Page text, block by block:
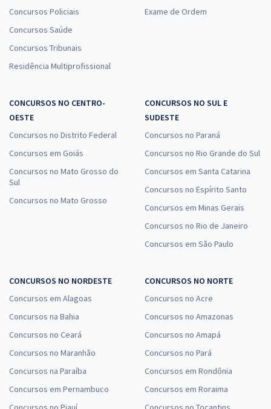
Concursos Policiais
Concursos Saúde
Concursos Tribunais
Residência Multiprofissional
Exame de Ordem
CONCURSOS NO CENTRO-
OESTE
Concursos no Distrito Federal
Concursos em Goiás
Concursos no Mato Grosso do
Sul
Concursos no Mato Grosso
CONCURSOS NO SUL E
SUDESTE
Concursos no Paraná
Concursos no Rio Grande do Sul
Concursos em Santa Catarina
Concursos no Espírito Santo
Concursos em Minas Gerais
Concursos no Rio de Janeiro
Concursos em São Paulo
CONCURSOS NO NORDESTE
Concursos em Alagoas
Concursos na Bahia
Concursos no Ceará
Concursos no Maranhão
Concursos na Paraíba
Concursos em Pernambuco
CONCURSOS NO NORTE
Concursos no Acre
Concursos no Amazonas
Concursos no Amapá
Concursos no Pará
Concursos em Rondônia
Concursos em Roraima